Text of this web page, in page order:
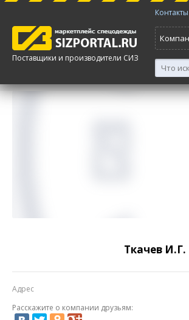
Поставщики и производители СИЗ
Контакты
Ткачев И.Г.
Адрес
Расскажите о компании друзьям: